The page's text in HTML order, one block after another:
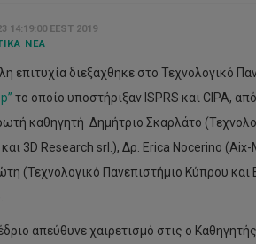
14:19:00 EEST 2019
ΝΈΑ
επιτυχία διεξάχθηκε στο Τεχνολογικό
το οποίο υποστήριξαν ISPRS και CIPA,
καθηγητή Δημήτριο Σκαρλάτο
3D Research srl.), Δρ. Erica Nocerino
(Τεχνολογικό Πανεπιστήμιο Κύπρου
απεύθυνε χαιρετισμό στις ο